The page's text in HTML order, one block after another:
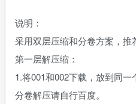
说明：
采用双层压缩和分卷方案，推
第一层解压缩：
1.将001和002下载，放到同
分卷解压请自行百度。